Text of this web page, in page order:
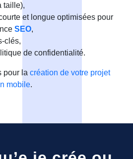
taille),
et longue optimisées pour
SEO,
de confidentialité.
pour la création de votre projet
mobile.